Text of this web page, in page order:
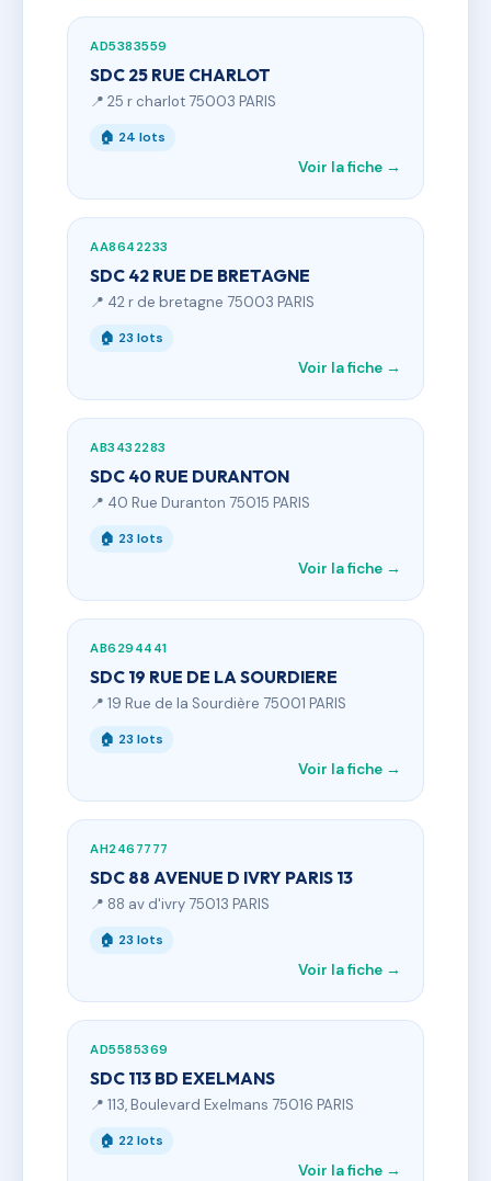
AD5383559
SDC 25 RUE CHARLOT
📍 25 r charlot 75003 PARIS
🏠 24 lots
Voir la fiche →
AA8642233
SDC 42 RUE DE BRETAGNE
📍 42 r de bretagne 75003 PARIS
🏠 23 lots
Voir la fiche →
AB3432283
SDC 40 RUE DURANTON
📍 40 Rue Duranton 75015 PARIS
🏠 23 lots
Voir la fiche →
AB6294441
SDC 19 RUE DE LA SOURDIERE
📍 19 Rue de la Sourdière 75001 PARIS
🏠 23 lots
Voir la fiche →
AH2467777
SDC 88 AVENUE D IVRY PARIS 13
📍 88 av d'ivry 75013 PARIS
🏠 23 lots
Voir la fiche →
AD5585369
SDC 113 BD EXELMANS
📍 113, Boulevard Exelmans 75016 PARIS
🏠 22 lots
Voir la fiche →